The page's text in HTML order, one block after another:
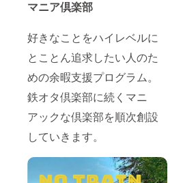
マニア倶楽部
好きなことをハイレベルに
とことん追求したい人のた
めの余暇支援プログラム。
鉄オタ倶楽部に続くマニ
アックな倶楽部を順次創設
していきます。